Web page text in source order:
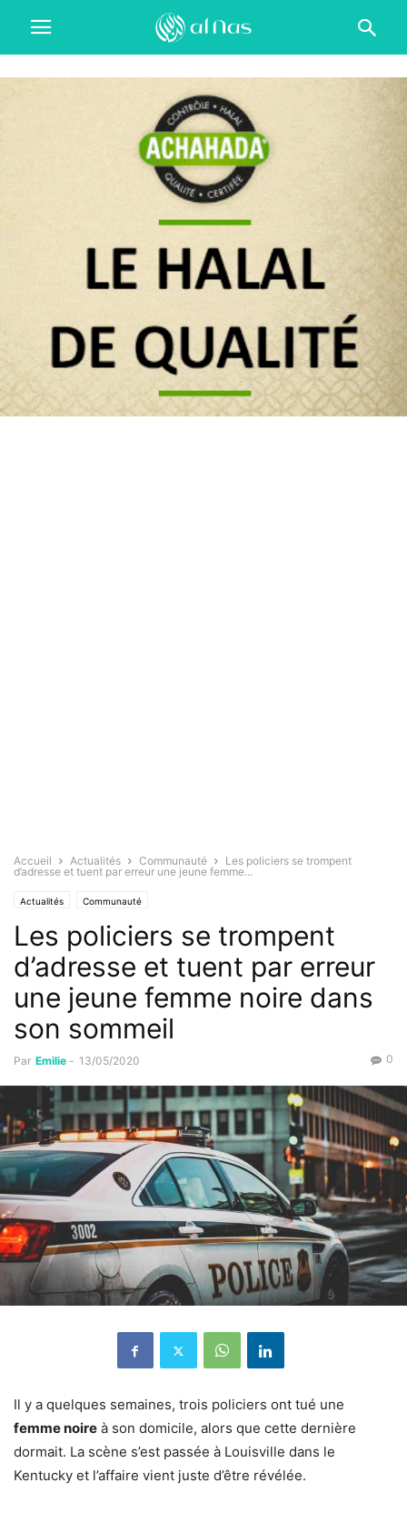
Accueil Actualités Communauté
Les policiers se trompent
d’adresse et tuent par erreur une jeune femme...
Actualités Communauté
Les policiers se trompent
d’adresse et tuent par erreur
une jeune femme noire dans
son sommeil
Par Emilie - 13/05/2020 0
Il y a quelques semaines, trois policiers ont tué une
femme noire à son domicile, alors que cette dernière
dormait. La scène s’est passée à Louisville dans le
Kentucky et l’affaire vient juste d’être révélée.